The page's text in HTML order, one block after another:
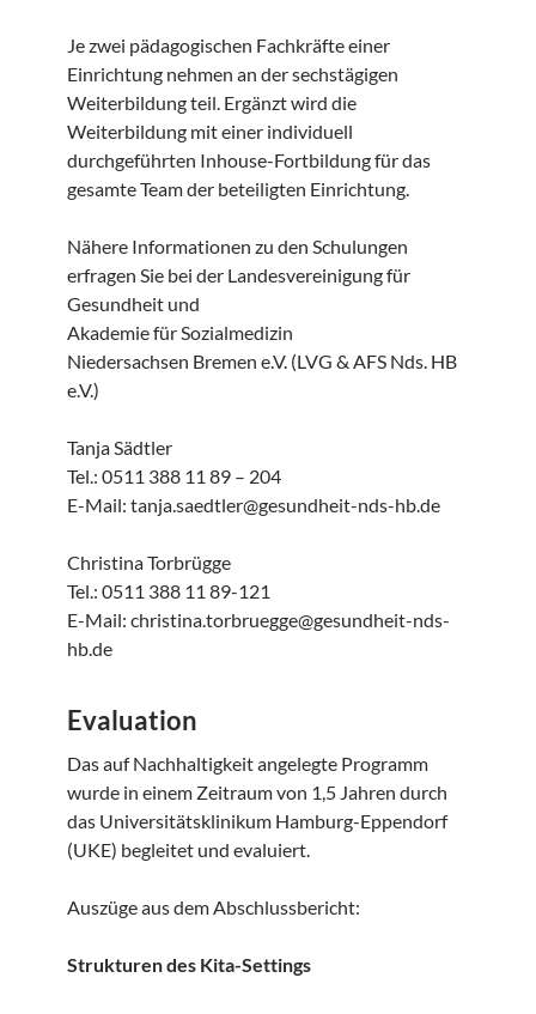
Je zwei pädagogischen Fachkräfte einer
Einrichtung nehmen an der sechstägigen
Weiterbildung teil. Ergänzt wird die
Weiterbildung mit einer individuell
durchgeführten Inhouse-Fortbildung für das
gesamte Team der beteiligten Einrichtung.
Nähere Informationen zu den Schulungen
erfragen Sie bei der Landesvereinigung für
Gesundheit und
Akademie für Sozialmedizin
Niedersachsen Bremen e.V. (LVG & AFS Nds. HB
e.V.)
Tanja Sädtler
Tel.: 0511 388 11 89 – 204
E-Mail: tanja.saedtler@gesundheit-nds-hb.de
Christina Torbrügge
Tel.: 0511 388 11 89-121
E-Mail: christina.torbruegge@gesundheit-nds-
hb.de
Evaluation
Das auf Nachhaltigkeit angelegte Programm
wurde in einem Zeitraum von 1,5 Jahren durch
das Universitätsklinikum Hamburg-Eppendorf
(UKE) begleitet und evaluiert.
Auszüge aus dem Abschlussbericht:
Strukturen des Kita-Settings